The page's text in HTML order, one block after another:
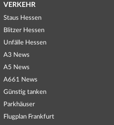
VERKEHR
Staus Hessen
Blitzer Hessen
Unfälle Hessen
A3 News
A5 News
A661 News
Günstig tanken
Parkhäuser
Flugplan Frankfurt